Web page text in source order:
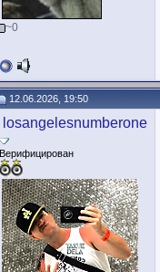
~0
12.06.2026, 19:50
losangelesnumberone
Верифицирован